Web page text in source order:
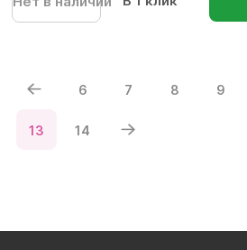
6 7 8 9
13 14